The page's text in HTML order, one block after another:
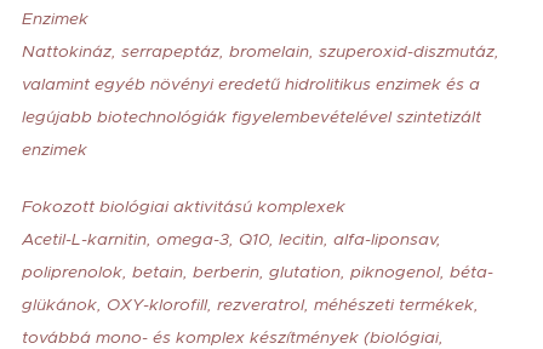
Enzimek
Nattokináz, serrapeptáz, bromelain, szuperoxid-diszmutáz,
valamint egyéb növényi eredetű hidrolitikus enzimek és a
legújabb biotechnológiák figyelembevételével szintetizált
enzimek
Fokozott biológiai aktivitású komplexek
Acetil-L-karnitin, omega-3, Q10, lecitin, alfa-liponsav,
poliprenolok, betain, berberin, glutation, piknogenol, béta-
glükánok, OXY-klorofill, rezveratrol, méhészeti termékek,
továbbá mono- és komplex készítmények (biológiai,